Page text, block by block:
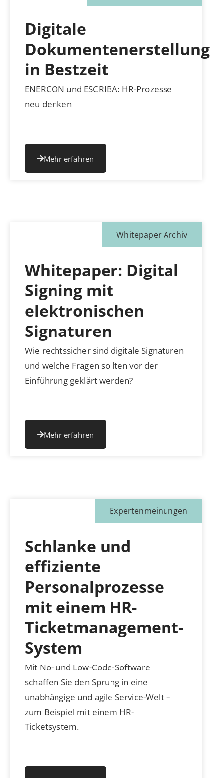
Digitale
Dokumentenerstellung
in Bestzeit
ENERCON und ESCRIBA: HR-Prozesse
neu denken
Mehr erfahren
Whitepaper Archiv
Whitepaper: Digital
Signing mit
elektronischen
Signaturen
Wie rechtssicher sind digitale Signaturen
und welche Fragen sollten vor der
Einführung geklärt werden?
Mehr erfahren
Expertenmeinungen
Schlanke und
effiziente
Personalprozesse
mit einem HR-
Ticketmanagement-
System
Mit No- und Low-Code-Software
schaffen Sie den Sprung in eine
unabhängige und agile Service-Welt –
zum Beispiel mit einem HR-
Ticketsystem.